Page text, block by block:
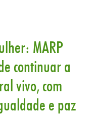
MARP
continuar a
vivo, com
e paz